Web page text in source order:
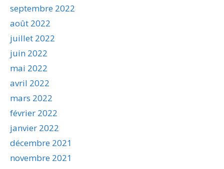
septembre 2022
août 2022
juillet 2022
juin 2022
mai 2022
avril 2022
mars 2022
février 2022
janvier 2022
décembre 2021
novembre 2021